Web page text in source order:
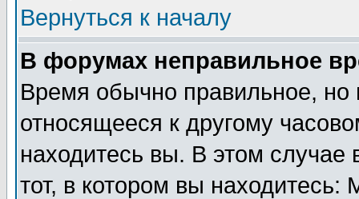
Вернуться к началу
В форумах неправильное
Время обычно правильное,
относящееся к другому
находитесь вы. В этом
тот, в котором вы